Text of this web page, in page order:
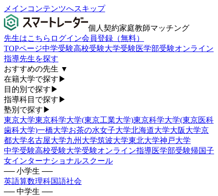
メインコンテンツへスキップ
個人契約家庭教師マッチング
先生はこちら ログイン会員登録（無料）
TOPページ中学受験高校受験大学受験医学部受験オンライン
指導先生を探す
おすすめの先生 ▼
在籍大学で探す ▶
目的別で探す ▶
指導科目で探す ▶
塾別で探す ▶
東京大学東京科学大学(東京工業大学)東京科学大学(東京医科
歯科大学)一橋大学お茶の水女子大学北海道大学大阪大学京
都大学名古屋大学九州大学筑波大学東北大学神戸大学
中学受験高校受験大学受験オンライン指導医学部受験帰国子
女インターナショナルスクール
── 小学生 ──
英語算数理科国語社会
── 中学生 ──